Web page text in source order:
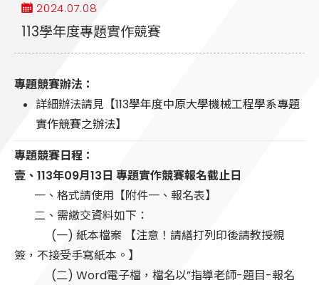
2024.07.08
113學年度專題實作競賽
專題競賽辦法：
詳細辦法請見【113學年度中原大學機械工程學系專題
實作競賽之辦法】
專題競賽日程：
壹、113年09月13日 專題實作競賽報名截止日
一、格式請使用【附件一、報名表】
二、需繳交資料如下：
(一) 紙本檔案 【注意！請繕打列印後請教授親
簽，不接受手寫紙本。】
(二) Word電子檔，檔名以”指導老師-題目-報名